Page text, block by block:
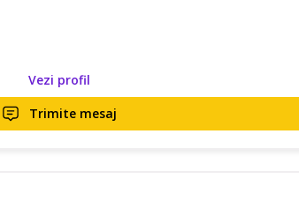
Vezi profil
Trimite mesaj